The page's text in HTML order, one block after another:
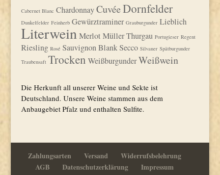
Cabernet Blanc Chardonnay CuvéeDornfelder
Dunkelfelder Feinherb Gewürztraminer Grauburgunder Lieblich
Literwein Merlot Müller Thurgau Portugieser Regent
Riesling Rosé Sauvignon Blank Secco Silvaner Spätburgunder
Traubensaft Trocken Weißburgunder Weißwein
Die Herkunft all unserer Weine und Sekte ist
Deutschland. Unsere Weine stammen aus dem
Anbaugebiet Pfalz und enthalten Sulfite.
Zahlungsarten Versand
Widerrufsbelehrung
AGB
Datenschutzerklärung
Impressum